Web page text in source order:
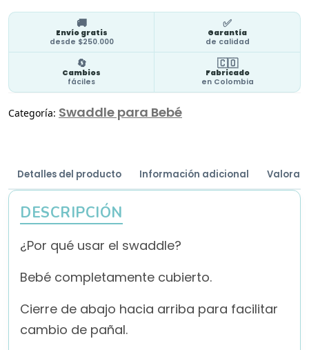
🚚
Envío gratis
desde $250.000
✅
Garantía
de calidad
🔄
Cambios
fáciles
🇨🇴
Fabricado
en Colombia
Categoría: Swaddle para Bebé
Detalles del producto Información adicional
DESCRIPCIÓN
¿Por qué usar el swaddle?
Bebé completamente cubierto.
Cierre de abajo hacia arriba para facilitar
cambio de pañal.